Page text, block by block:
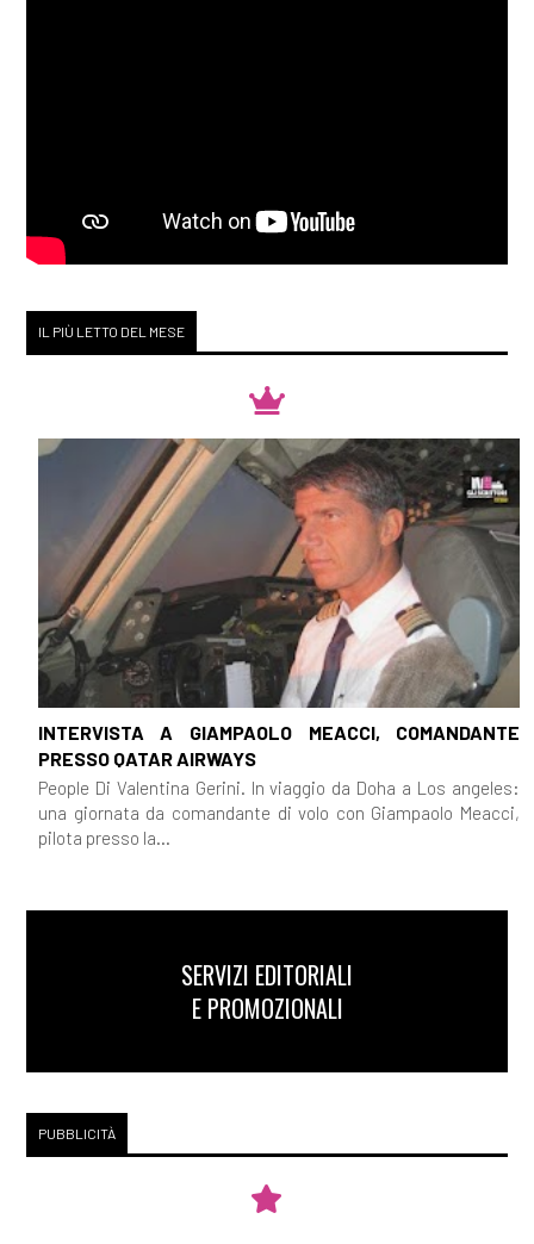
IL PIÙ LETTO DEL MESE
INTERVISTA A GIAMPAOLO MEACCI, COMANDANTE
PRESSO QATAR AIRWAYS
People Di Valentina Gerini. In viaggio da Doha a Los angeles:
una giornata da comandante di volo con Giampaolo Meacci,
pilota presso la...
SERVIZI EDITORIALI
E PROMOZIONALI
PUBBLICITÀ